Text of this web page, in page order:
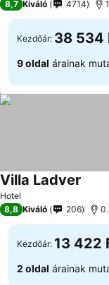
8,7 Kiváló 4714
Kezdőár: 38 534
9 oldal árainak
Hotel
Villa Ladver
8,8 Kiváló 206
Kezdőár: 13 422
2 oldal árainak